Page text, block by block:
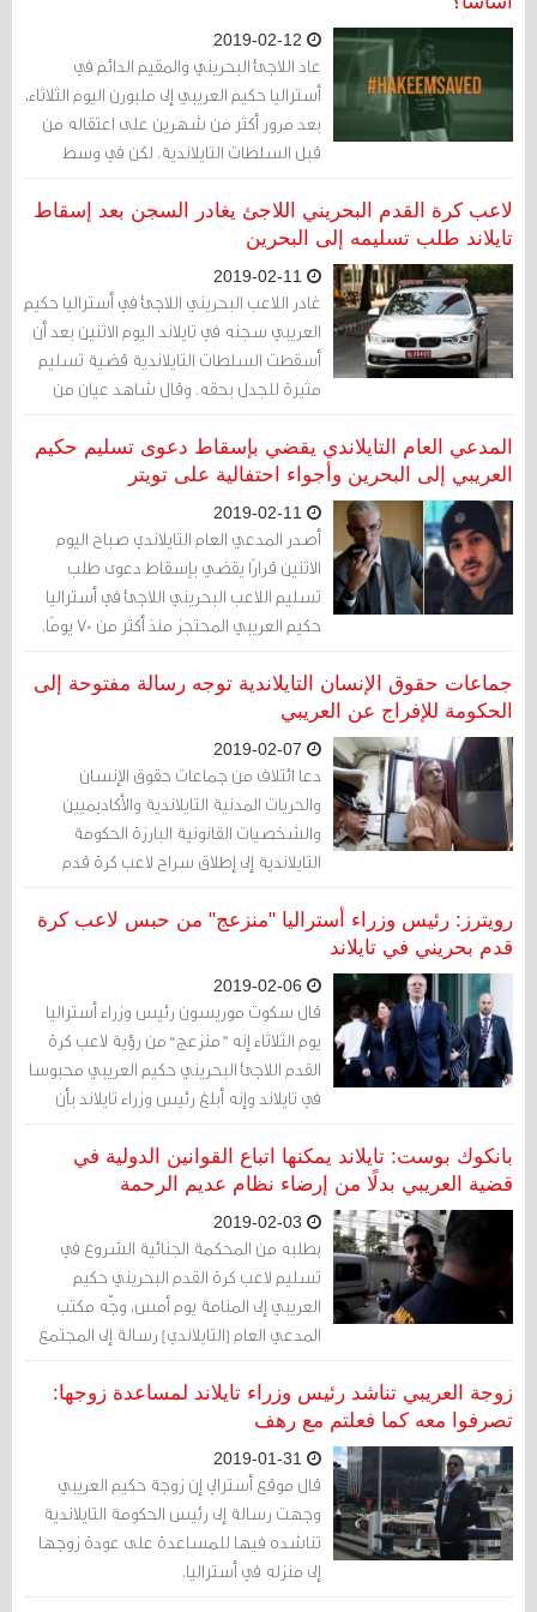
عاد اللاجئ البحريني والمقيم الدائم في
أستراليا حكيم العريبي إلى ملبورن اليوم الثلاثاء،
بعد مرور أكثر من شهرين على اعتقاله من
قبل السلطات التايلاندية. لكن في وسط
الاحتفالات، تُثار الأسئلة الآن عن أسباب احتجازه
في المقام الأول، وإن كان من الممكن تأمين
الإفراج عنه خلال فترة أقل.
لاعب كرة القدم البحريني اللاجئ يغادر السجن بعد إسقاط
تايلاند طلب تسليمه إلى البحرين
غادر اللاعب البحريني اللاجئ في أستراليا حكيم
العريبي سجنه في تايلاند اليوم الاثنين بعد أن
أسقطت السلطات التايلاندية قضية تسليم
مثيرة للجدل بحقه. وقال شاهد عيان من
رويترز إن العريبي، البالغ من العمر 25 عامًا،
غادر سجن ريماند في بانكوك.
المدعي العام التايلاندي يقضي بإسقاط دعوى تسليم حكيم
العريبي إلى البحرين وأجواء احتفالية على تويتر
أصدر المدعي العام التايلاندي صباح اليوم
الاثنين قرارًا يقضي بإسقاط دعوى طلب
تسليم اللاعب البحريني اللاجئ في أستراليا
حكيم العريبي المحتجز منذ أكثر من 70 يومًا.
ونشر المدرب الأسترالي كريغ فوستر تغريدة
قال فيها إن الأمر الأهم الآن هو ضمان راحة
حكيم مؤكدًا أن موظفي السفارة الأسترالية
سوف يعتنون به.
جماعات حقوق الإنسان التايلاندية توجه رسالة مفتوحة إلى
الحكومة للإفراج عن العريبي
دعا ائتلاف من جماعات حقوق الإنسان
والحريات المدنية التايلاندية والأكاديميين
والشخصيات القانونية البارزة الحكومة
التايلاندية إلى إطلاق سراح لاعب كرة قدم
اللاجئ حكيم العريبي.
رويترز: رئيس وزراء أستراليا "منزعج" من حبس لاعب كرة
قدم بحريني في تايلاند
قال سكوت موريسون رئيس وزراء أستراليا
يوم الثلاثاء إنه ”منزعج“ من رؤية لاعب كرة
القدم اللاجئ البحريني حكيم العريبي محبوسا
في تايلاند وإنه أبلغ رئيس وزراء تايلاند بأن
هذه مسألة تؤخذ بجدية في أستراليا.
بانكوك بوست: تايلاند يمكنها اتباع القوانين الدولية في
قضية العريبي بدلًا من إرضاء نظام عديم الرحمة
بطلبه من المحكمة الجنائية الشروع في
تسليم لاعب كرة القدم البحريني حكيم
العريبي إلى المنامة يوم أمس، وجّه مكتب
المدعي العام [التايلاندي] رسالة إلى المجتمع
الدولي مفادها أنه يفضل تلبية طلب البحرين
بدلًا من اتباع المبادئ الدولية لمعاملة
اللاجئين.
زوجة العريبي تناشد رئيس وزراء تايلاند لمساعدة زوجها:
تصرفوا معه كما فعلتم مع رهف
قال موقع أسترالي إن زوجة حكيم العريبي
وجهت رسالة إلى رئيس الحكومة التايلاندية
تناشده فيها للمساعدة على عودة زوجها
إلى منزله في أستراليا.